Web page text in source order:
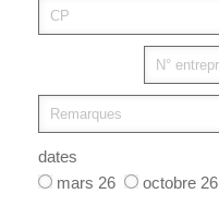
dates
mars 26
octobre 26